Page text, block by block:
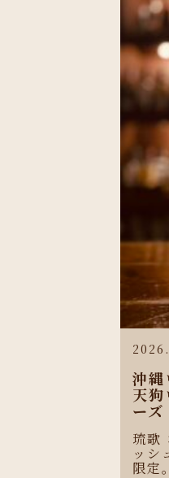
沖縄
天
ー
琉歌
ッシ
限定